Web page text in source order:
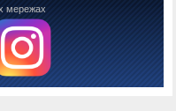
мережах